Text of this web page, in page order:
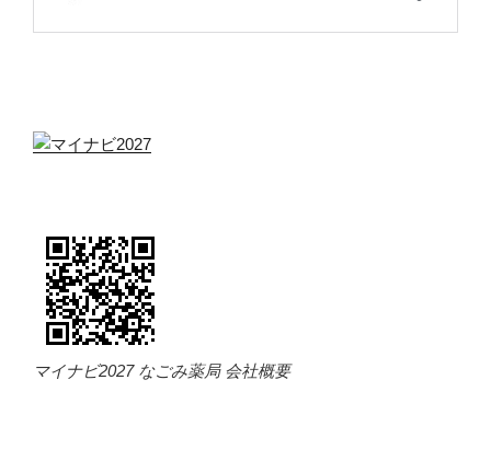
マイナビ2027 なごみ薬局 会社概要